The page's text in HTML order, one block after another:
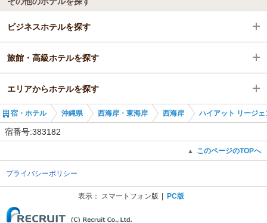
ビジネスホテルを探す
沖縄県
西海岸・東海岸
西海岸
旅館・高級ホテルを探す
沖縄県
エリアからホテルを探す
沖縄県
宿・ホテル 沖縄県 西海岸・東海岸 西海岸 ハイアット リージ
宿番号:383182
▲ このページのTOPへ
プライバシーポリシー
表示： スマートフォン版 PC版